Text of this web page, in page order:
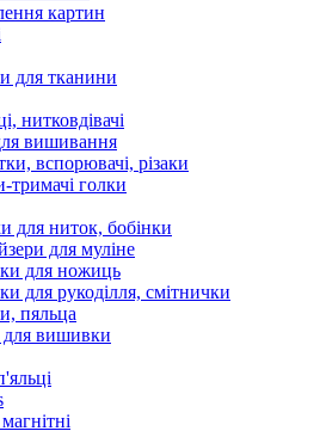
картин
для тканини
нитковдівачі
вишивання
вспорювачі, різаки
тримачі голки
для ниток, бобінки
для муліне
для ножиць
для рукоділля, смітнички
пяльца
вишивки